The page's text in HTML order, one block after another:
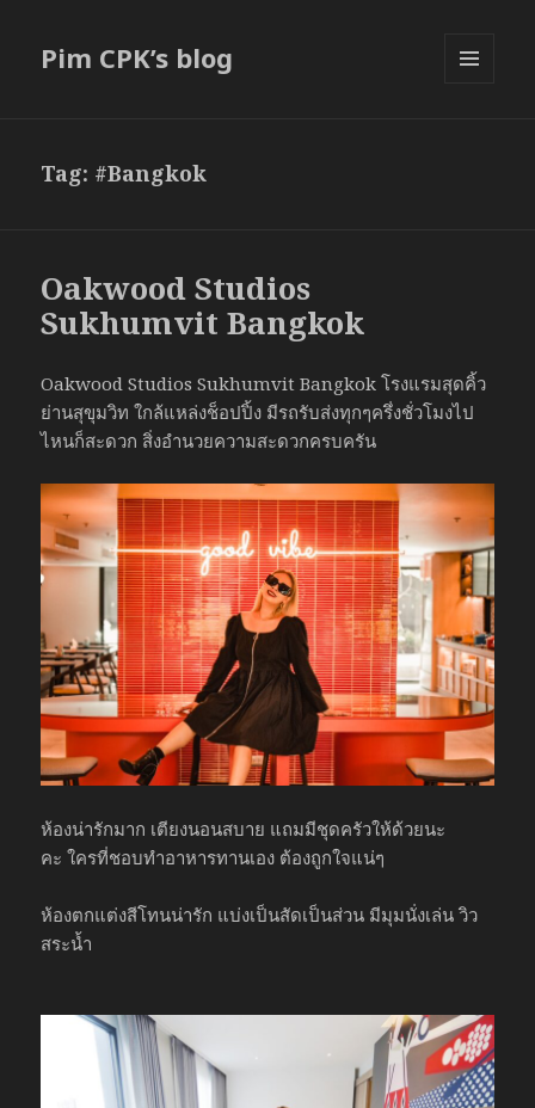
Pim CPK’s blog
Tag: #Bangkok
Oakwood Studios
Sukhumvit Bangkok
Oakwood Studios Sukhumvit Bangkok โรงแรมสุดคิ้ว
ย่านสุขุมวิท ใกล้แหล่งช็อปปิ้ง มีรถรับส่งทุกๆครึ่งชั่วโมงไป
ไหนก็สะดวก สิ่งอำนวยความสะดวกครบครัน
ห้องน่ารักมาก เตียงนอนสบาย แถมมีชุดครัวให้ด้วยนะ
คะ ใครที่ชอบทำอาหารทานเอง ต้องถูกใจแน่ๆ
ห้องตกแต่งสีโทนน่ารัก แบ่งเป็นสัดเป็นส่วน มีมุมนั่งเล่น วิว
สระน้ำ